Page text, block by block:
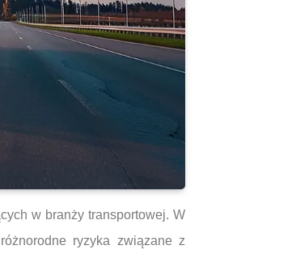
w branży transportowej. W
ryzyka związane z